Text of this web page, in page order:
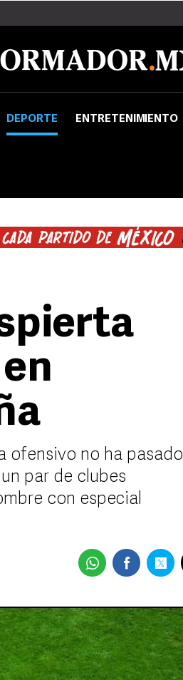
DEPORTE ENTRETENIMIENTO
ofensivo no ha pasado
par de clubes
con especial